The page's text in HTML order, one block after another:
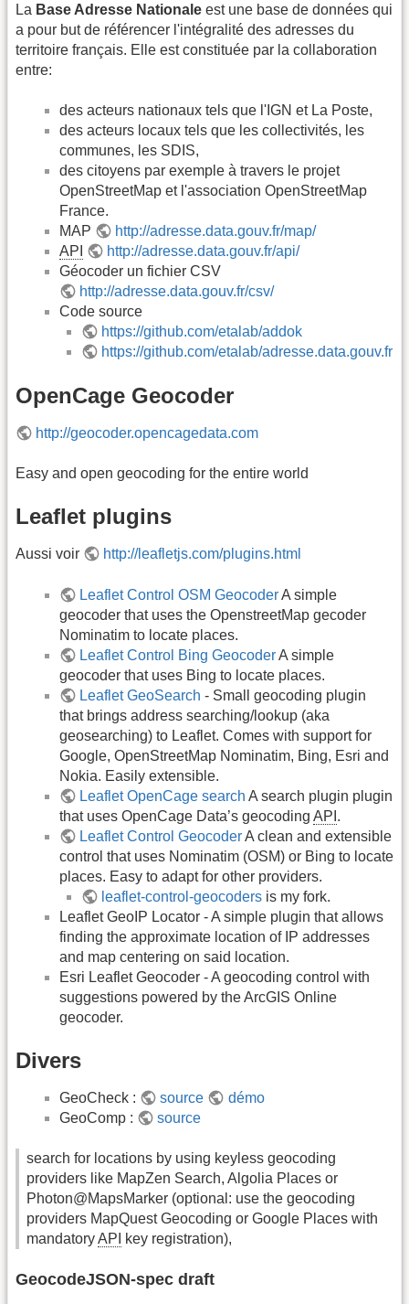
La Base Adresse Nationale est une base de données qui
a pour but de référencer l'intégralité des adresses du
territoire français. Elle est constituée par la collaboration
entre:
des acteurs nationaux tels que l'IGN et La Poste,
des acteurs locaux tels que les collectivités, les
communes, les SDIS,
des citoyens par exemple à travers le projet
OpenStreetMap et l'association OpenStreetMap
France.
MAP
http://adresse.data.gouv.fr/map/
API
http://adresse.data.gouv.fr/api/
Géocoder un fichier CSV
http://adresse.data.gouv.fr/csv/
Code source
https://github.com/etalab/addok
https://github.com/etalab/adresse.data.gouv.fr
OpenCage Geocoder
http://geocoder.opencagedata.com
Easy and open geocoding for the entire world
Leaflet plugins
Aussi voir http://leafletjs.com/plugins.html
Leaflet Control OSM GeocoderA simple
geocoder that uses the OpenstreetMap gecoder
Nominatim to locate places.
Leaflet Control Bing GeocoderA simple
geocoder that uses Bing to locate places.
Leaflet GeoSearch - Small geocoding plugin
that brings address searching/lookup (aka
geosearching) to Leaflet. Comes with support for
Google, OpenStreetMap Nominatim, Bing, Esri and
Nokia. Easily extensible.
Leaflet OpenCage search A search plugin plugin
that uses OpenCage Data’s geocoding API .
Leaflet Control GeocoderA clean and extensible
control that uses Nominatim (OSM) or Bing to locate
places. Easy to adapt for other providers.
leaflet-control-geocoders is my fork.
Leaflet GeoIP Locator - A simple plugin that allows
finding the approximate location of IP addresses
and map centering on said location.
Esri Leaflet Geocoder - A geocoding control with
suggestions powered by the ArcGIS Online
geocoder.
Divers
GeoCheck : source
démo
GeoComp :
source
search for locations by using keyless geocoding
providers like MapZen Search, Algolia Places or
Photon@MapsMarker (optional: use the geocoding
providers MapQuest Geocoding or Google Places with
mandatoryAPI key registration),
GeocodeJSON-spec draft